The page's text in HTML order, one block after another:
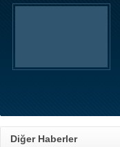
Diğer Haberler